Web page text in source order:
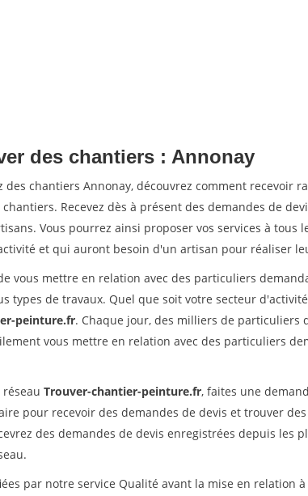
des chantiers : Annonay
des chantiers Annonay, découvrez comment recevoir
Recevez dès à présent des demandes de
Vous pourrez ainsi proposer vos services à tous
et qui auront besoin d'un artisan pour réaliser
vous mettre en relation avec des particuliers
types de travaux. Quel que soit votre secteur
peinture.fr. Chaque jour, des milliers de particuliers
vous mettre en relation avec des particuliers
Trouver-chantier-peinture.fr, faites une
pour recevoir des demandes de devis et trouver
des demandes de devis enregistrées depuis les
par notre service Qualité avant la mise en relation à